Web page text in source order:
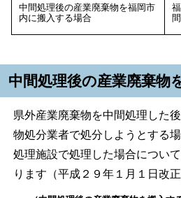
中間処理後の産業廃棄物を福岡市
内に搬入する場合
中間処理後の産業廃棄物
県外産業廃棄物を中間処理した
物処分業者で処分しようとする場
処理施設で処理した場合につい
ります（平成２９年１月１日改正